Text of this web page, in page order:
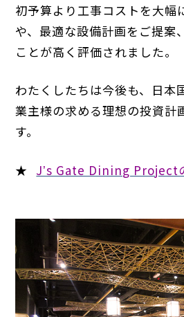
初予算より工事コストを大幅
や、最適な設備計画をご提案
ことが高く評価されました。
わたくしたちは今後も、日本
業主様の求める理想の投資計
す。
★ Jʼs Gate Dining Project